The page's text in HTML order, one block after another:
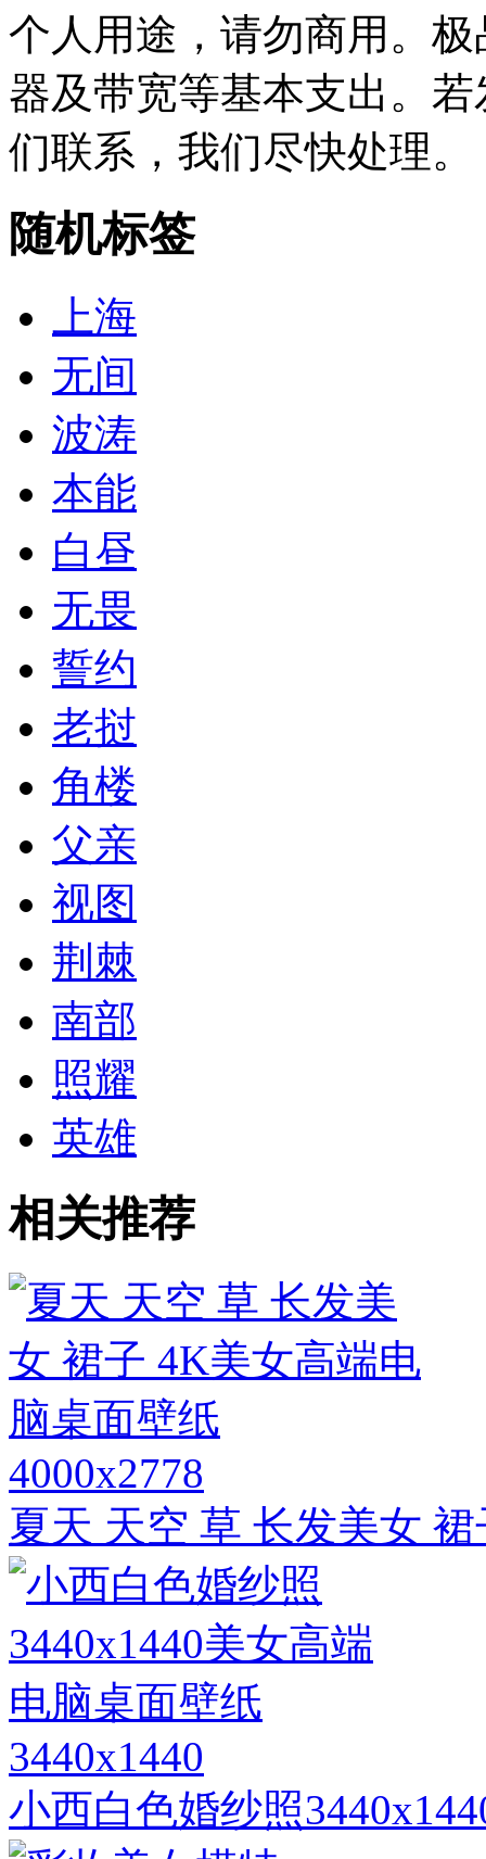
个人用途，请勿商用。
器及带宽等基本支出。
们联系，我们尽快处理。
随机标签
上海
无间
波涛
本能
白昼
无畏
誓约
老挝
角楼
父亲
视图
荆棘
南部
照耀
英雄
相关推荐
4000x2778
夏天 天空 草 长发美女
3440x1440
小西白色婚纱照